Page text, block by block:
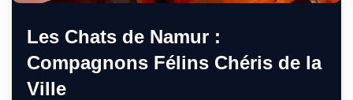
Les Chats de Namur :
Compagnons Félins Chéris de la
Ville